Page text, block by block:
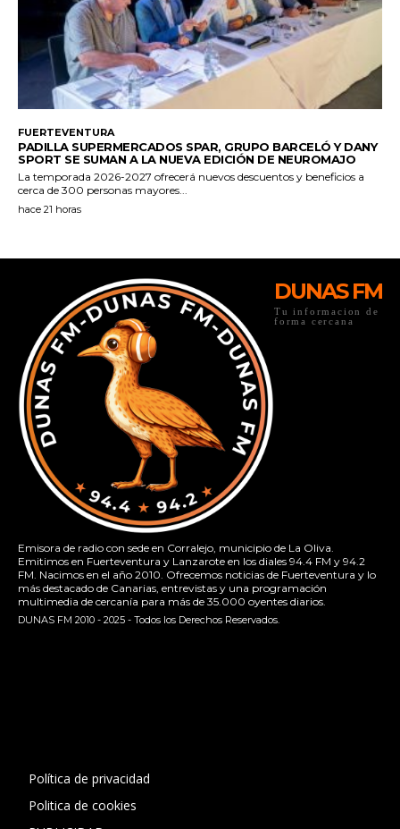
DUNAS FM
Tu informacion de
forma cercana
Emisora de radio con sede en Corralejo, municipio de La Oliva.
Emitimos en Fuerteventura y Lanzarote en los diales 94.4 FM y 94.2
FM. Nacimos en el año 2010. Ofrecemos noticias de Fuerteventura y lo
más destacado de Canarias, entrevistas y una programación
multimedia de cercanía para más de 35.000 oyentes diarios.
DUNAS FM 2010 - 2025 - Todos los Derechos Reservados.
Política de privacidad
Politica de cookies